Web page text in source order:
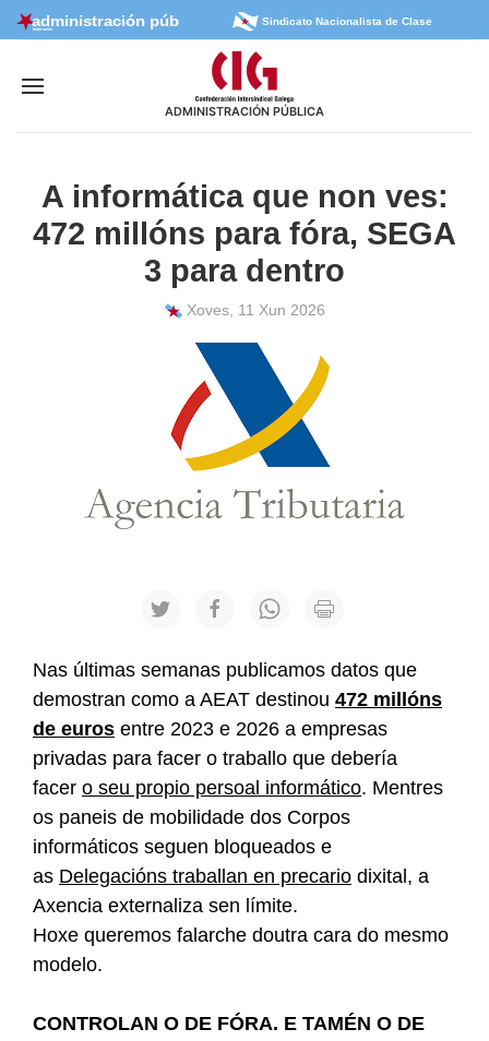
Sindicato Nacionalista de Clase
ADMINISTRACIÓN PÚBLICA
A informática que non ves:
472 millóns para fóra, SEGA
3 para dentro
Xoves, 11 Xun 2026
Nas últimas semanas publicamos datos que
demostran como a AEAT destinou 472 millóns
de euros entre 2023 e 2026 a empresas
privadas para facer o traballo que debería
facer o seu propio persoal informático. Mentres
os paneis de mobilidade dos Corpos
informáticos seguen bloqueados e
as Delegacións traballan en precario dixital, a
Axencia externaliza sen límite.
Hoxe queremos falarche doutra cara do mesmo
modelo.
CONTROLAN O DE FÓRA. E TAMÉN O DE